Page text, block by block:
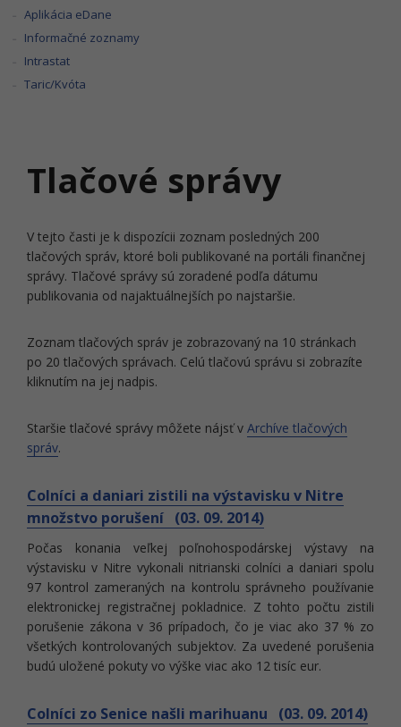
Aplikácia eDane
Informačné zoznamy
Intrastat
Taric/Kvóta
Tlačové správy
V tejto časti je k dispozícii zoznam posledných 200
tlačových správ, ktoré boli publikované na portáli finančnej
správy. Tlačové správy sú zoradené podľa dátumu
publikovania od najaktuálnejších po najstaršie.
Zoznam tlačových správ je zobrazovaný na 10 stránkach
po 20 tlačových správach. Celú tlačovú správu si zobrazíte
kliknutím na jej nadpis.
Staršie tlačové správy môžete nájsť v Archíve tlačových
správ.
Colníci a daniari zistili na výstavisku v Nitre
množstvo porušení (03. 09. 2014)
Počas konania veľkej poľnohospodárskej výstavy na
výstavisku v Nitre vykonali nitrianski colníci a daniari spolu
97 kontrol zameraných na kontrolu správneho používanie
elektronickej registračnej pokladnice. Z tohto počtu zistili
porušenie zákona v 36 prípadoch, čo je viac ako 37 % zo
všetkých kontrolovaných subjektov. Za uvedené porušenia
budú uložené pokuty vo výške viac ako 12 tisíc eur.
Colníci zo Senice našli marihuanu (03. 09. 2014)